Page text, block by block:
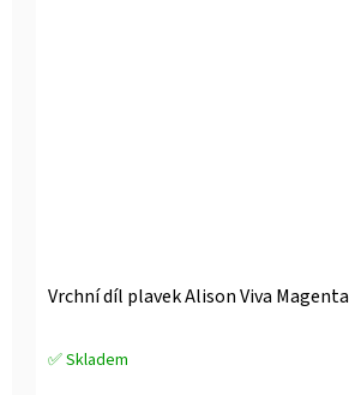
Vrchní díl plavek Alison Viva Magenta
Průměrné
✅ Skladem